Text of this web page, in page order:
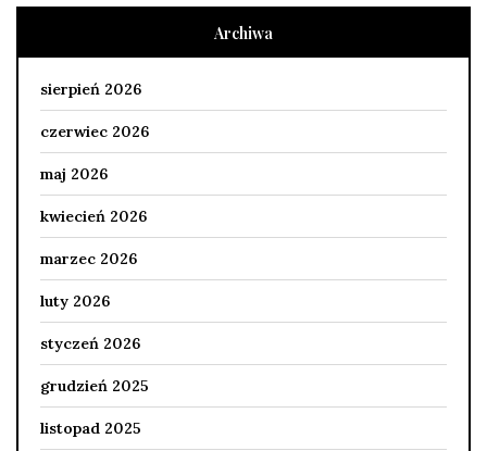
Archiwa
sierpień 2026
czerwiec 2026
maj 2026
kwiecień 2026
marzec 2026
luty 2026
styczeń 2026
grudzień 2025
listopad 2025